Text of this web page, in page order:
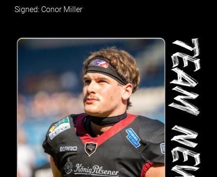
Signed: Conor Miller